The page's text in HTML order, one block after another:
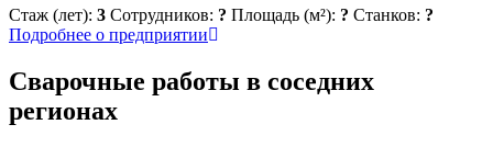
Стаж (лет): 3 Сотрудников: ? Площадь (м²): ? Станков: ?
Подробнее о предприятии
Сварочные работы в соседних
регионах